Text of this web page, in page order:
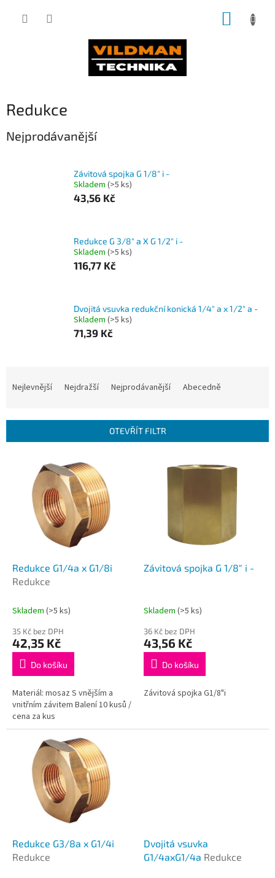
Redukce
Nejprodávanější
Závitová spojka G 1/8" i -
Skladem (>5 ks)
43,56 Kč
Redukce G 3/8" a X G 1/2" i -
Skladem (>5 ks)
116,77 Kč
Dvojitá vsuvka redukční konická 1/4" a x 1/2" a -
Skladem (>5 ks)
71,39 Kč
í
Nejlevnější Nejdražší Nejprodávanější Abecedně
OTEVŘÍT FILTR
Redukce G1/4a x G1/8i
Redukce
Skladem (>5 ks)
35 Kč bez DPH
42,35 Kč
Do košíku
Materiál: mosaz S vnějším a
vnitřním závitem Balení 10 kusů /
cena za kus
Závitová spojka G 1/8" i -
Skladem (>5 ks)
36 Kč bez DPH
43,56 Kč
Do košíku
Závitová spojka G1/8"i
Redukce G3/8a x G1/4i
Redukce
Dvojitá vsuvka
G1/4axG1/4a Redukce